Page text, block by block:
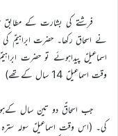
فرشتے کی بشارت کے مطابق
وقت اسماعیلؑ 14 سال کےتھے)
جب اسحاقؑ دو تین سال
کی۔ (اس وقت اسماعیلؑ سولہ